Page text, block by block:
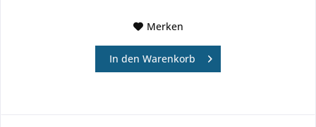
Merken
In den Warenkorb